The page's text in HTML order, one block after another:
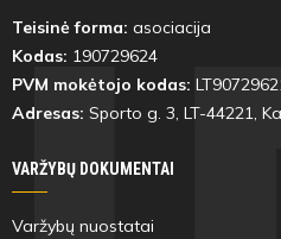
Teisinė forma: asociacija
Kodas: 190729624
PVM mokėtojo kodas:
Adresas: Sporto g. 3, LT-44221,
VARŽYBŲ DOKUMENTAI
Varžybų nuostatai